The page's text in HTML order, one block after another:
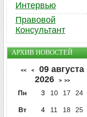
Интервью
Правовой
Консультант
АРХИВ НОВОСТЕЙ
<< <
09 августа
2026
> >>
Пн 3 10 17 24
Вт 4 11 18 25